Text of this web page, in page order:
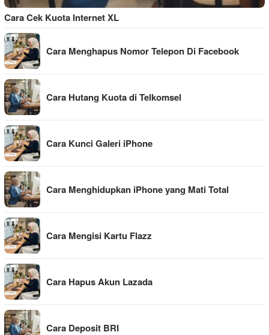
Cara Cek Kuota Internet XL
Cara Menghapus Nomor Telepon Di Facebook
Cara Hutang Kuota di Telkomsel
Cara Kunci Galeri iPhone
Cara Menghidupkan iPhone yang Mati Total
Cara Mengisi Kartu Flazz
Cara Hapus Akun Lazada
Cara Deposit BRI